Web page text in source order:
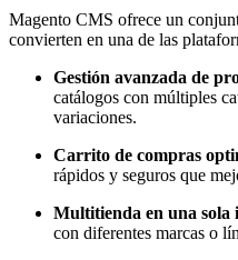
Magento CMS ofrece un
convierten en una de las
Gestión avanzada de
catálogos con múltiples
variaciones.
Carrito de compras
rápidos y seguros que
Multitienda en una sola
con diferentes marcas o